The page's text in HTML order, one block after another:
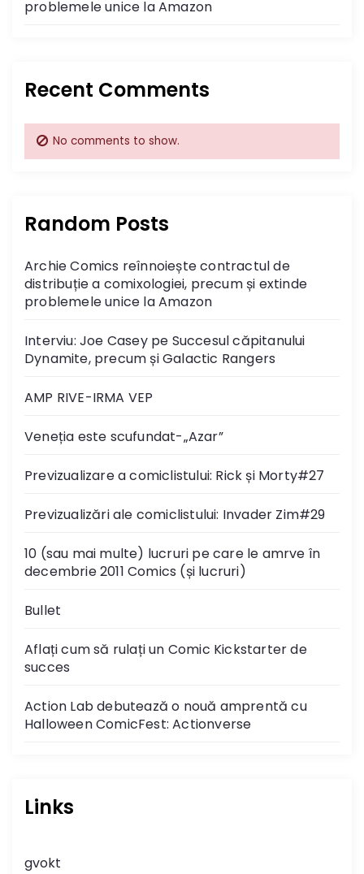
i
n
problemele unice la Amazon
Recent Comments
No comments to show.
Random Posts
Archie Comics reînnoiește contractul de
distribuție a comixologiei, precum și extinde
problemele unice la Amazon
Interviu: Joe Casey pe Succesul căpitanului
Dynamite, precum și Galactic Rangers
AMP RIVE-IRMA VEP
Veneția este scufundat-„Azar”
Previzualizare a comiclistului: Rick și Morty#27
Previzualizări ale comiclistului: Invader Zim#29
10 (sau mai multe) lucruri pe care le amrve în
decembrie 2011 Comics (și lucruri)
Bullet
Aflați cum să rulați un Comic Kickstarter de
succes
Action Lab debutează o nouă amprentă cu
Halloween ComicFest: Actionverse
Links
gvokt